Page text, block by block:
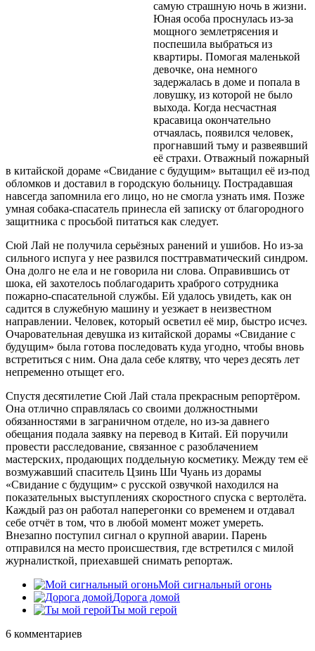
самую страшную ночь в жизни.
Юная особа проснулась из-за
мощного землетрясения и
поспешила выбраться из
квартиры. Помогая маленькой
девочке, она немного
задержалась в доме и попала в
ловушку, из которой не было
выхода. Когда несчастная
красавица окончательно
отчаялась, появился человек,
прогнавший тьму и развеявший
её страхи. Отважный пожарный
в китайской дораме «Свидание с будущим» вытащил её из-под
обломков и доставил в городскую больницу. Пострадавшая
навсегда запомнила его лицо, но не смогла узнать имя. Позже
умная собака-спасатель принесла ей записку от благородного
защитника с просьбой питаться как следует.
Сюй Лай не получила серьёзных ранений и ушибов. Но из-за
сильного испуга у нее развился посттравматический синдром.
Она долго не ела и не говорила ни слова. Оправившись от
шока, ей захотелось поблагодарить храброго сотрудника
пожарно-спасательной службы. Ей удалось увидеть, как он
садится в служебную машину и уезжает в неизвестном
направлении. Человек, который осветил её мир, быстро исчез.
Очаровательная девушка из китайской дорамы «Свидание с
будущим» была готова последовать куда угодно, чтобы вновь
встретиться с ним. Она дала себе клятву, что через десять лет
непременно отыщет его.
Спустя десятилетие Сюй Лай стала прекрасным репортёром.
Она отлично справлялась со своими должностными
обязанностями в заграничном отделе, но из-за давнего
обещания подала заявку на перевод в Китай. Ей поручили
провести расследование, связанное с разоблачением
мастерских, продающих поддельную косметику. Между тем её
возмужавший спаситель Цзинь Ши Чуань из дорамы
«Свидание с будущим» с русской озвучкой находился на
показательных выступлениях скоростного спуска с вертолёта.
Каждый раз он работал наперегонки со временем и отдавал
себе отчёт в том, что в любой момент может умереть.
Внезапно поступил сигнал о крупной аварии. Парень
отправился на место происшествия, где встретился с милой
журналисткой, приехавшей снимать репортаж.
Мой сигнальный огонь
Дорога домой
Ты мой герой
6 комментариев